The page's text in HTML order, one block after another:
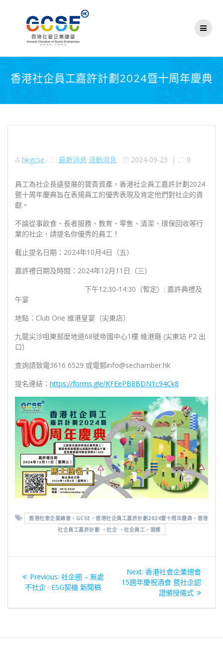
香港社企員⼯嘉許計劃2024暨十周年慶典
hkgcse 最新消息 活動消息 2024-09-23 | 0
員⼯為社企⻑遠發展的寶貴資產，香港社企員⼯嘉許計劃2024
暨十周年慶典旨在表揚員⼯的優秀表現及肯定他們對社企的貢
獻。
不論從事飲食、⻑者服務、教育、零售、清潔、環保回收等⾏
業的社企，請提名你優秀的員工！
截止提名日期：2024年10月4日（五）
嘉許禮日期及時間：2024年12月11日（三）
下午12:30-14:30（暫定）: 嘉許典禮及
午宴
地點：Club One 維港皇宴（尖東店）
九龍尖沙咀東部麼地道68號帝國中心1樓 維港廰 (尖東站 P2 出
口）
查詢請致電3616 6529 或電郵info@sechamber.hk
提名連結： https://forms.gle/KFEePB8BDN1c94Ck8
香港社會企業總會，GCSE，香港社企員工嘉許計劃2024暨十周年慶典，香港
社企員工嘉許計劃 ，社企 ，社企員工，頒獎
導
Previous: Previous
post:
社企圈 – 無處
不社企 · ESG契機 新聞稿
Next: Next
post:
香港社會企業總會
15週年慶祝酒會 暨社企認
證頒授儀式